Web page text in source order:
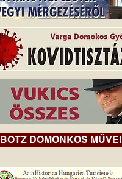
BOTZ DOMONKOS MŰVEI